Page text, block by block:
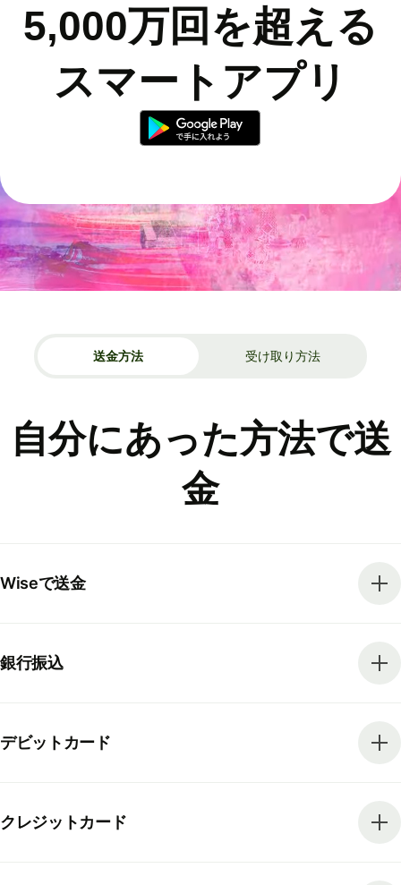
5,000万回を超える
スマートアプリ
送金方法 受け取り方法
自分にあった方法で送
金
Wiseで送金
銀行振込
デビットカード
クレジットカード